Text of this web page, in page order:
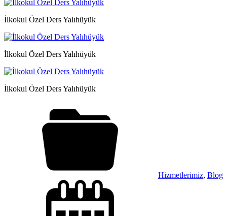
İlkokul Özel Ders Yalıhüyük
İlkokul Özel Ders Yalıhüyük
İlkokul Özel Ders Yalıhüyük
Hizmetlerimiz, Blog